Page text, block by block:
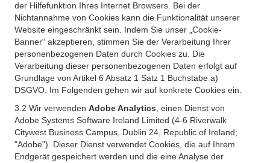
der Hilfefunktion Ihres Internet Browsers. Bei der
Nichtannahme von Cookies kann die Funktionalität unserer
Website eingeschränkt sein. Indem Sie unser „Cookie-
Banner“ akzeptieren, stimmen Sie der Verarbeitung Ihrer
personenbezogenen Daten durch Cookies zu. Die
Verarbeitung dieser personenbezogenen Daten erfolgt auf
Grundlage von Artikel 6 Absatz 1 Satz 1 Buchstabe a)
DSGVO. Im Folgenden gehen wir auf konkrete Cookies ein.
3.2 Wir verwenden Adobe Analytics , einen Dienst von
Adobe Systems Software Ireland Limited (4-6 Riverwalk
Citywest Business Campus, Dublin 24, Republic of Ireland;
"Adobe"). Dieser Dienst verwendet Cookies, die auf Ihrem
Endgerät gespeichert werden und die eine Analyse der